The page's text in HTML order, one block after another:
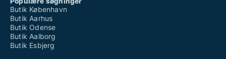
Butik København
Butik Aarhus
Butik Odense
Butik Aalborg
Butik Esbjerg